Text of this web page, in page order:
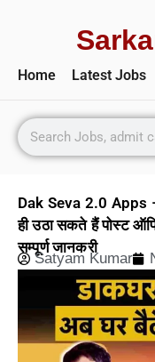
Home Latest Jobs
Dak Seva 2.0 Apps
ही उठा सकते हैं पोस्ट
सम्पूर्ण जानकरी
Satyam Kumar